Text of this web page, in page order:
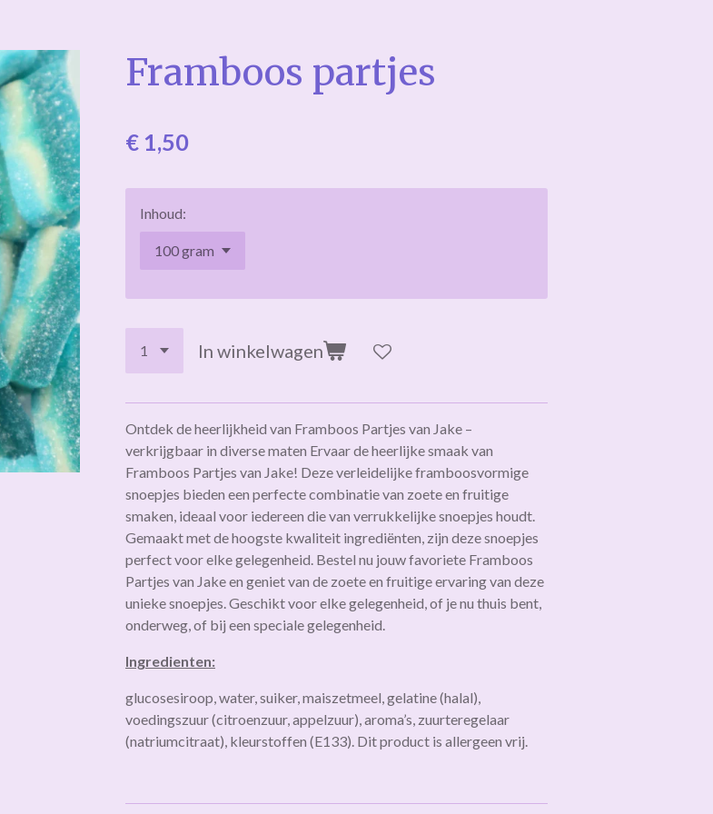
Framboos partjes
€ 1,50
Inhoud:
In winkelwagen
Ontdek de heerlijkheid van Framboos Partjes van Jake –
verkrijgbaar in diverse maten Ervaar de heerlijke smaak van
Framboos Partjes van Jake! Deze verleidelijke framboosvormige
snoepjes bieden een perfecte combinatie van zoete en fruitige
smaken, ideaal voor iedereen die van verrukkelijke snoepjes houdt.
Gemaakt met de hoogste kwaliteit ingrediënten, zijn deze snoepjes
perfect voor elke gelegenheid. Bestel nu jouw favoriete Framboos
Partjes van Jake en geniet van de zoete en fruitige ervaring van deze
unieke snoepjes. Geschikt voor elke gelegenheid, of je nu thuis bent,
onderweg, of bij een speciale gelegenheid.
Ingredienten:
glucosesiroop, water, suiker, maiszetmeel, gelatine (halal),
voedingszuur (citroenzuur, appelzuur), aroma’s, zuurteregelaar
(natriumcitraat), kleurstoffen (E133). Dit product is allergeen vrij.